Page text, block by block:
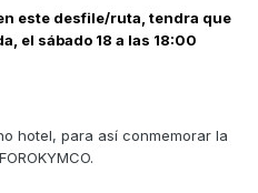
este desfile/ruta, tendra que
el sábado 18 a las 18:00
hotel, para así conmemorar la